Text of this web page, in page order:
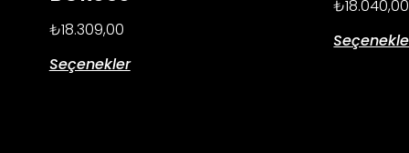
₺18.309,00
Seçenekler
₺18.040,00